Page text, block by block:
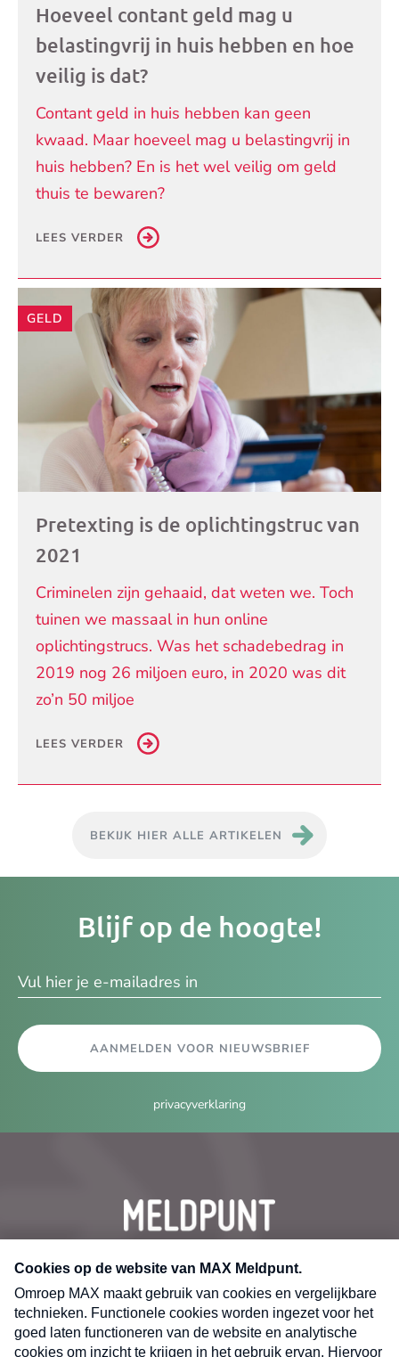
Hoeveel contant geld mag u
belastingvrij in huis hebben en hoe
veilig is dat?
Contant geld in huis hebben kan geen
kwaad. Maar hoeveel mag u belastingvrij in
huis hebben? En is het wel veilig om geld
thuis te bewaren?
LEES VERDER
GELD
Pretexting is de oplichtingstruc van
2021
Criminelen zijn gehaaid, dat weten we. Toch
tuinen we massaal in hun online
oplichtingstrucs. Was het schadebedrag in
2019 nog 26 miljoen euro, in 2020 was dit
zo’n 50 miljoe
LEES VERDER
BEKIJK HIER ALLE ARTIKELEN
Blijf op de hoogte!
AANMELDEN VOOR NIEUWSBRIEF
privacyverklaring
CONTACT